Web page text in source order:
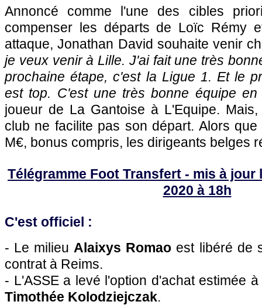
Annoncé comme l'une des cibles
compenser les départs de Loïc Rémy
attaque, Jonathan David souhaite venir
je veux venir à Lille. J'ai fait une très
prochaine étape, c'est la Ligue 1. Et le
est top. C'est une très bonne équipe en
joueur de La Gantoise à L'Equipe.
club ne facilite pas son départ. Alors
M€, bonus compris, les dirigeants belges
Télégramme Foot Transfert - mis à jour
2020 à 18h
C'est officiel :
- Le milieu Alaixys Romao est libéré de
contrat à Reims.
- L'ASSE a levé l'option d'achat estimée
Timothée Kolodziejczak.